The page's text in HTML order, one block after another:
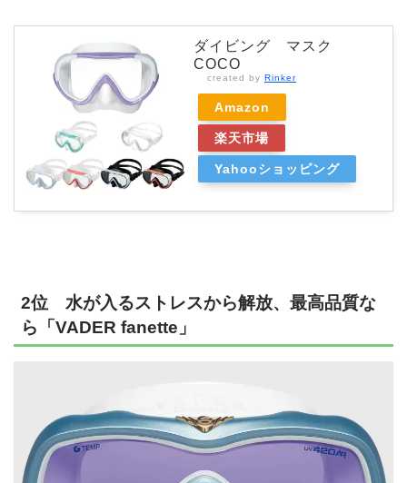
ダイビング マスク
COCO
created by Rinker
Amazon
楽天市場
Yahooショッピング
2位 水が入るストレスから解放、最高品質な
ら「VADER fanette」